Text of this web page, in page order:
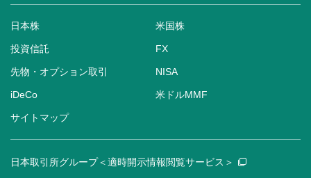
日本株 米国株
投資信託 FX
先物・オプション取引 NISA
iDeCo 米ドルMMF
サイトマップ
日本取引所グループ＜適時開示情報閲覧サービス＞